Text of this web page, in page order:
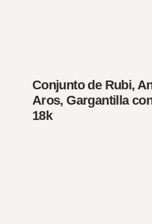
Conjunto de Rubi,
Aros, Gargantilla
18k